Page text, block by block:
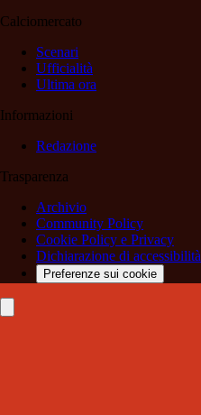
Calciomercato
Scenari
Ufficialità
Ultima ora
Informazioni
Redazione
Trasparenza
Archivio
Community Policy
Cookie Policy e Privacy
Dichiarazione di accessibilità
Preferenze sui cookie